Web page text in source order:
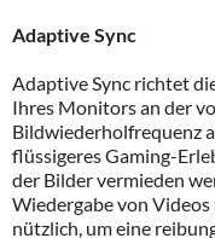
Adaptive Sync
Adaptive Sync richtet
Ihres Monitors an der
Bildwiederholfrequenz
flüssigeres Gaming-
der Bilder vermieden
Wiedergabe von
nützlich, um eine